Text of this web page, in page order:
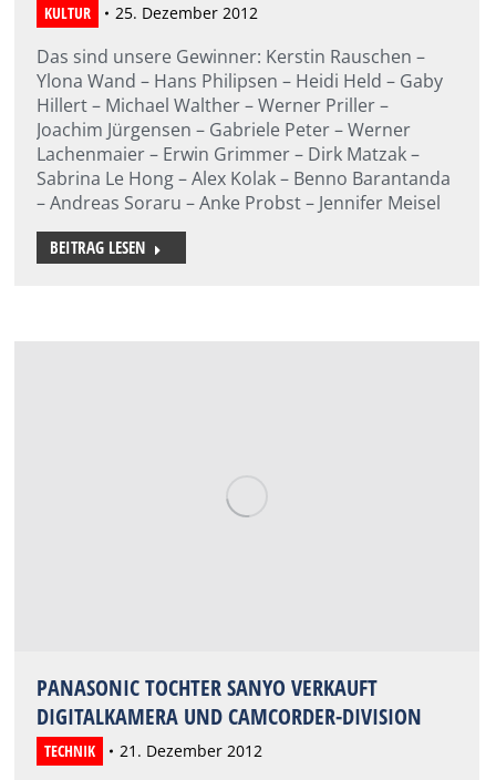
KULTUR 25. Dezember 2012
Das sind unsere Gewinner: Kerstin Rauschen –
Ylona Wand – Hans Philipsen – Heidi Held – Gaby
Hillert – Michael Walther – Werner Priller –
Joachim Jürgensen – Gabriele Peter – Werner
Lachenmaier – Erwin Grimmer – Dirk Matzak –
Sabrina Le Hong – Alex Kolak – Benno Barantanda
– Andreas Soraru – Anke Probst – Jennifer Meisel
BEITRAG LESEN
PANASONIC TOCHTER SANYO VERKAUFT
DIGITALKAMERA UND CAMCORDER-DIVISION
TECHNIK 21. Dezember 2012